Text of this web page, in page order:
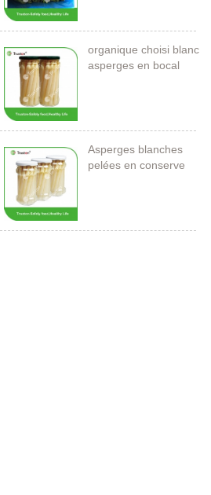
organique choisi blanc
asperges en bocal
Asperges blanches
pelées en conserve